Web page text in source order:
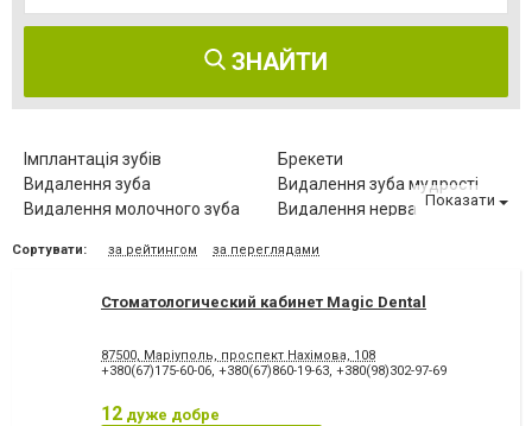
ЗНАЙТИ
Імплантація зубів
Брекети
Видалення зуба
Видалення зуба мудрості
Видалення молочного зуба
Видалення нерва
Відбілювання зубів
Вініри
Діагностика зубів
Елайнери
Зубні протези
Клиновидний дефект зубів
Комп'ютерна томографія
Коронка безметалова
Показати
Сортувати: за рейтингом за переглядами
Стоматологический кабинет Magic Dental
87500, Маріуполь, проспект Нахімова, 108
+380(67)175-60-06, +380(67)860-19-63, +380(98)302-97-69
12 дуже добре